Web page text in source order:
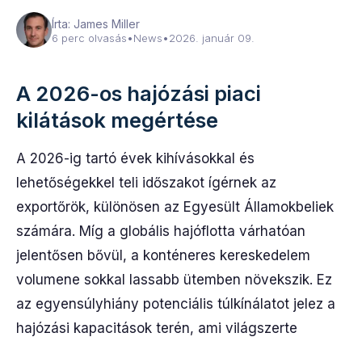
Írta: James Miller
6 perc olvasás•News•2026. január 09.
A 2026-os hajózási piaci
kilátások megértése
A 2026-ig tartó évek kihívásokkal és
lehetőségekkel teli időszakot ígérnek az
exportőrök, különösen az Egyesült Államokbeliek
számára. Míg a globális hajóflotta várhatóan
jelentősen bővül, a konténeres kereskedelem
volumene sokkal lassabb ütemben növekszik. Ez
az egyensúlyhiány potenciális túlkínálatot jelez a
hajózási kapacitások terén, ami világszerte